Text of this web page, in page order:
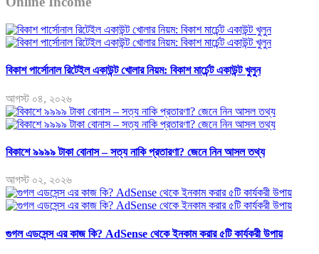
বিকাশ পার্সোনাল রিটেইল একাউন্ট খোলার নিয়ম: বিকাশ মার্চেন্ট একাউন্ট খুলুন
আগস্ট ০৪, ২০২৬
বিকাশে ৯৯৯৯ টাকা বোনাস – সত্য নাকি প্রতারণা? জেনে নিন আসল তথ্য
আগস্ট ০২, ২০২৬
গুগল এডসেন্স এর কাজ কি? AdSense থেকে ইনকাম করার ৫টি কার্যকরী উপায়